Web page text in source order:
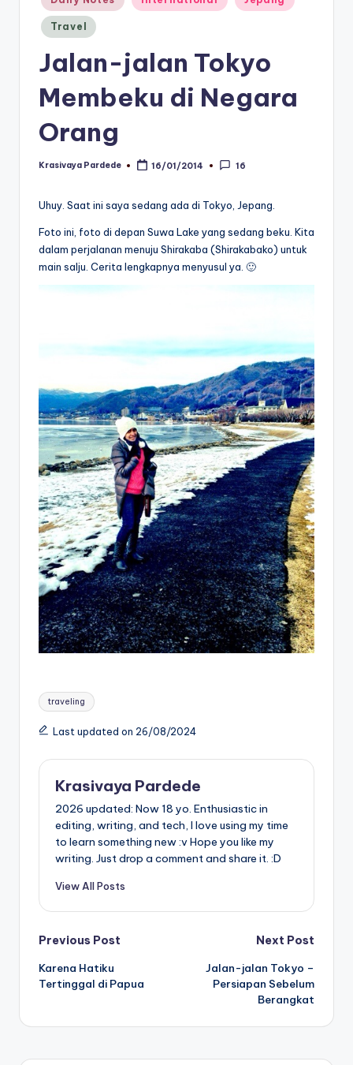
in
Travel
Jalan-jalan Tokyo
Membeku di Negara
Orang
Posted
Krasivaya Pardede 16/01/2014 16
Uhuy. Saat ini saya sedang ada di Tokyo, Jepang.
Foto ini, foto di depan Suwa Lake yang sedang beku. Kita
dalam perjalanan menuju Shirakaba (Shirakabako) untuk
main salju. Cerita lengkapnya menyusul ya. 🙂
Tags:
traveling
Last updated on 26/08/2024
Krasivaya Pardede
2026 updated: Now 18 yo. Enthusiastic in
editing, writing, and tech, I love using my time
to learn something new :v Hope you like my
writing. Just drop a comment and share it. :D
View All Posts
Post
navigation
Previous Post
Karena Hatiku
Tertinggal di Papua
Next Post
Jalan-jalan Tokyo –
Persiapan Sebelum
Berangkat